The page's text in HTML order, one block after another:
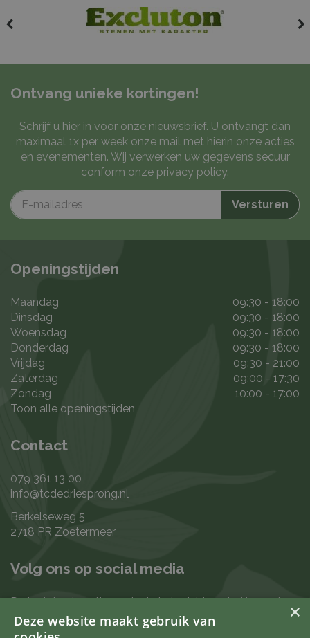
Ontvang unieke kortingen!
Schrijf u hier in voor onze nieuwsbrief. U ontvangt dan
maximaal 1x per week onze mail met hierin onze acties
en evenementen. Wij verwerken uw gegevens secuur
conform onze privacy policy.
Openingstijden
Maandag
09:30 - 18:00
Dinsdag
09:30 - 18:00
Woensdag
09:30 - 18:00
Donderdag
09:30 - 18:00
Vrijdag
09:30 - 21:00
Zaterdag
09:00 - 17:30
Zondag
10:00 - 17:00
Toon alle openingstijden
Contact
079 361 13 00
info@tcdedriesprong.nl
Berkelseweg 5
2718 PR Zoetermeer
Volg ons op social media
De laatste nieuwtjes en leukste berichten vind je op de
de volgende kanalen:
×
Deze website maakt gebruik van